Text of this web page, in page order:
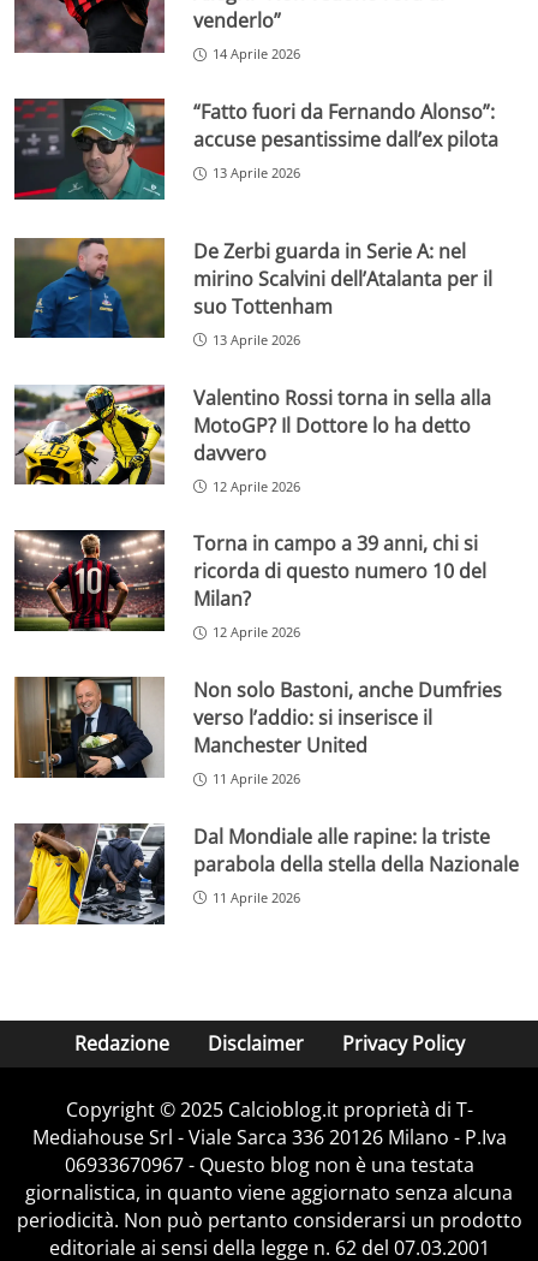
venderlo”
14 Aprile 2026
“Fatto fuori da Fernando Alonso”:
accuse pesantissime dall’ex pilota
13 Aprile 2026
De Zerbi guarda in Serie A: nel
mirino Scalvini dell’Atalanta per il
suo Tottenham
13 Aprile 2026
Valentino Rossi torna in sella alla
MotoGP? Il Dottore lo ha detto
davvero
12 Aprile 2026
Torna in campo a 39 anni, chi si
ricorda di questo numero 10 del
Milan?
12 Aprile 2026
Non solo Bastoni, anche Dumfries
verso l’addio: si inserisce il
Manchester United
11 Aprile 2026
Dal Mondiale alle rapine: la triste
parabola della stella della Nazionale
11 Aprile 2026
Redazione Disclaimer Privacy Policy
Copyright © 2025 Calcioblog.it proprietà di T-
Mediahouse Srl - Viale Sarca 336 20126 Milano - P.Iva
06933670967 - Questo blog non è una testata
giornalistica, in quanto viene aggiornato senza alcuna
periodicità. Non può pertanto considerarsi un prodotto
editoriale ai sensi della legge n. 62 del 07.03.2001